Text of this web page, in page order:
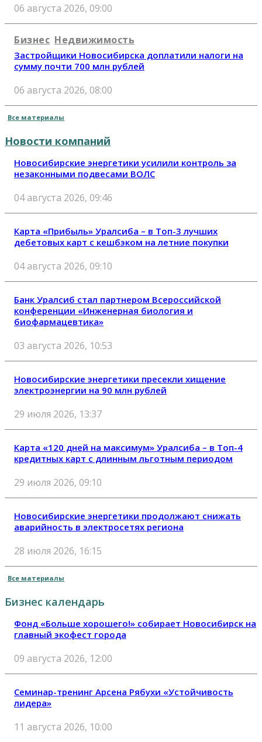
06 августа 2026, 09:00
Бизнес Недвижимость
Застройщики Новосибирска доплатили налоги на
сумму почти 700 млн рублей
06 августа 2026, 08:00
Все материалы
Новости компаний
Новосибирские энергетики усилили контроль за
незаконными подвесами ВОЛС
04 августа 2026, 09:46
Карта «Прибыль» Уралсиба – в Топ-3 лучших
дебетовых карт с кешбэком на летние покупки
04 августа 2026, 09:10
Банк Уралсиб стал партнером Всероссийской
конференции «Инженерная биология и
биофармацевтика»
03 августа 2026, 10:53
Новосибирские энергетики пресекли хищение
электроэнергии на 90 млн рублей
29 июля 2026, 13:37
Карта «120 дней на максимум» Уралсиба – в Топ-4
кредитных карт с длинным льготным периодом
29 июля 2026, 09:10
Новосибирские энергетики продолжают снижать
аварийность в электросетях региона
28 июля 2026, 16:15
Все материалы
Бизнес календарь
Фонд «Больше хорошего!» собирает Новосибирск на
главный экофест города
09 августа 2026, 12:00
Семинар-тренинг Арсена Рябухи «Устойчивость
лидера»
11 августа 2026, 10:00